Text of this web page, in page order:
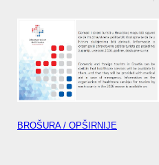
BROŠURA / OPŠIRNIJE